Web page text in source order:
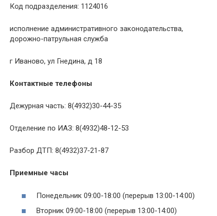
Код подразделения: 1124016
исполнение административного законодательства,
дорожно-патрульная служба
г Иваново, ул Гнедина, д 18
Контактные телефоны
Дежурная часть: 8(4932)30-44-35
Отделение по ИАЗ: 8(4932)48-12-53
Разбор ДТП: 8(4932)37-21-87
Приемные часы
Понедельник 09:00-18:00 (перерыв 13:00-14:00)
Вторник 09:00-18:00 (перерыв 13:00-14:00)